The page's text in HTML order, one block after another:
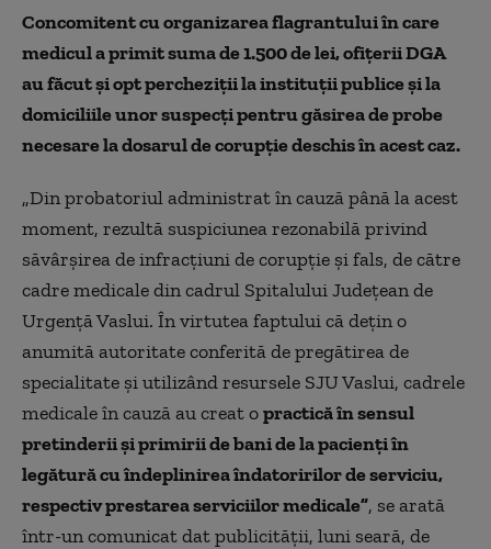
Concomitent cu organizarea flagrantului în care
medicul a primit suma de 1.500 de lei, ofiţerii DGA
au făcut şi opt percheziţii la instituţii publice şi la
domiciliile unor suspecţi pentru găsirea de probe
necesare la dosarul de corupţie deschis în acest caz.
„Din probatoriul administrat în cauză până la acest
moment, rezultă suspiciunea rezonabilă privind
săvârşirea de infracţiuni de corupţie şi fals, de către
cadre medicale din cadrul Spitalului Judeţean de
Urgenţă Vaslui. În virtutea faptului că deţin o
anumită autoritate conferită de pregătirea de
specialitate şi utilizând resursele SJU Vaslui, cadrele
medicale în cauză au creat opractică în sensul
pretinderii şi primirii de bani de la pacienţi în
legătură cu îndeplinirea îndatoririlor de serviciu,
respectiv prestarea serviciilor medicale”, se arată
într-un comunicat dat publicităţii, luni seară, de